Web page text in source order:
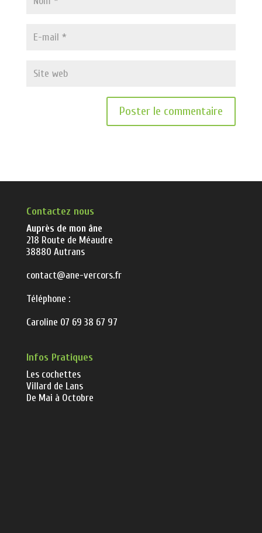
Contactez nous
Auprès de mon âne
218 Route de Méaudre
38880 Autrans
contact@ane-vercors.fr
Téléphone :
Caroline 07 69 38 67 97
Infos Pratiques
Les cochettes
Villard de Lans
De Mai à Octobre